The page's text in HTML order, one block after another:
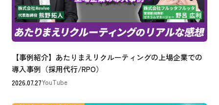
【事例紹介】あたりまえリクルーティングの上場企業での
導入事例（採用代行/RPO）
2026.07.27YouTube